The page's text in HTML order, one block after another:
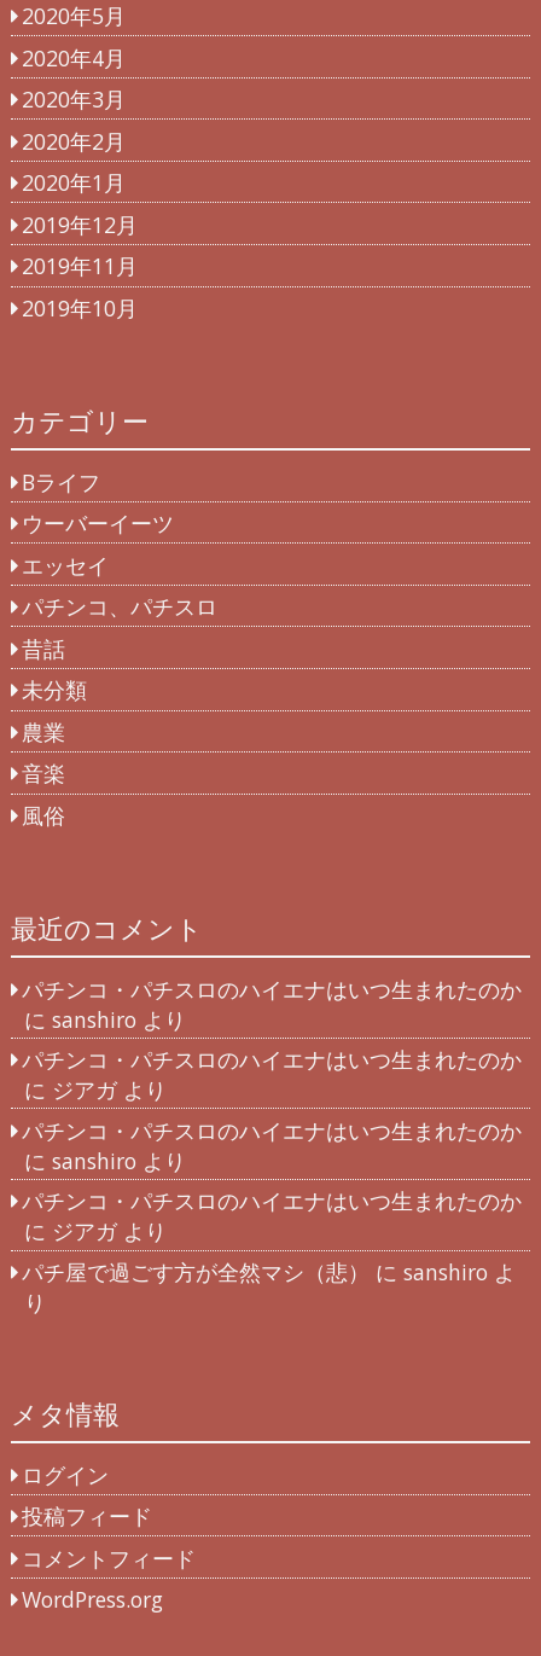
2020年5月
2020年4月
2020年3月
2020年2月
2020年1月
2019年12月
2019年11月
2019年10月
カテゴリー
Bライフ
ウーバーイーツ
エッセイ
パチンコ、パチスロ
昔話
未分類
農業
音楽
風俗
最近のコメント
パチンコ・パチスロのハイエナはいつ生まれたのか
に sanshiro より
パチンコ・パチスロのハイエナはいつ生まれたのか
に ジアガより
パチンコ・パチスロのハイエナはいつ生まれたのか
に sanshiro より
パチンコ・パチスロのハイエナはいつ生まれたのか
に ジアガより
パチ屋で過ごす方が全然マシ（悲）
にsanshiro よ
り
メタ情報
ログイン
投稿フィード
コメントフィード
WordPress.org